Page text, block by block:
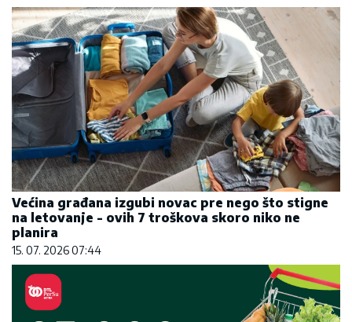
Većina građana izgubi novac pre nego što stigne
na letovanje - ovih 7 troškova skoro niko ne
planira
15. 07. 2026 07:44